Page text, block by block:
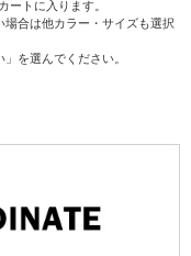
ートに入ります。
場合は他カラー・サイズも選択
を選んでください。